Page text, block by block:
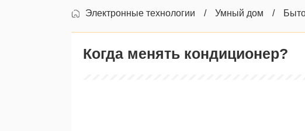
Электронные технологии Умный дом
Когда менять кондиционер?